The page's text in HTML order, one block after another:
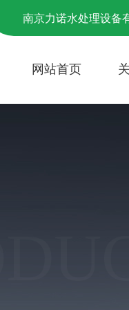
南京力诺水处理设备
网站首页